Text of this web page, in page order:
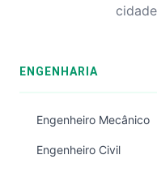
ENGENHARIA
Engenheiro Mecânico
Engenheiro Civil